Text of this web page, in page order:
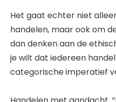
Het gaat echter niet
handelen, maar ook om
dan denken aan de
je wilt dat iedereen
categorische imperatief